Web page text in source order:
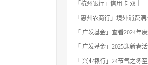
「杭州银行」信用卡 双十
「惠州农商行」境外消费
「 广发基金」查看2024年度
「 广发基金」2025迎新春
「 兴业银行」24节气之冬